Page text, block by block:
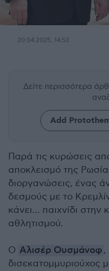
20.04.2025, 14:53
Δείτε περισσότερα
Add
Παρά τις κυρώσεις
αποκλεισμό της
διοργανώσεις, ένας
δεσμούς με το
κάνει... παιχνίδι
αθλητισμού.
Ο Αλισέρ Ουσμάνοφ,
δισεκατομμυριούχος